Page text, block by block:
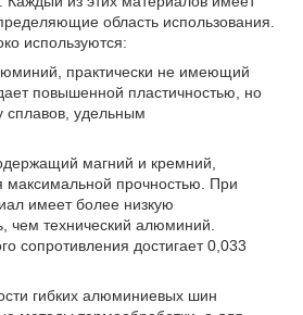
область использования.
используются:
практически не имеющий
повышенной пластичностью, но
сплавов, удельным
магний и кремний,
максимальной прочностью. При
имеет более низкую
чем технический алюминий.
сопротивления достигает 0,033
гибких алюминиевых шин